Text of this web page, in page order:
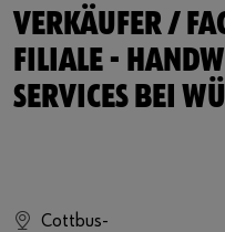
VERKÄUFER /
FILIALE -
SERVICES BEI
Cottbus-